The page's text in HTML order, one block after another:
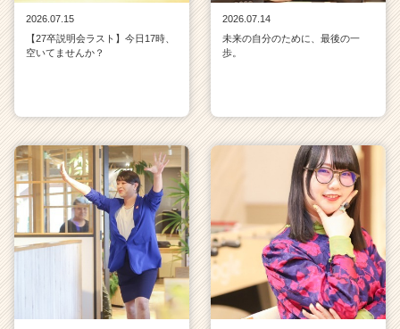
2026.07.15
【27卒説明会ラスト】今日17時、
空いてませんか？
2026.07.14
未来の自分のために、最後の一
歩。